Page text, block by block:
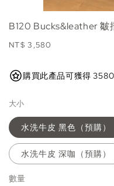
B120 Bucks&leather
Regular
NT$ 3,580
購買此產品可獲得
大小
水洗牛皮 黑色（預購）
水洗牛皮 深咖（預購）
數量